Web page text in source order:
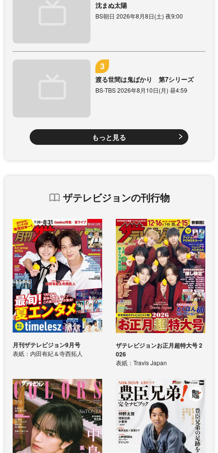
沈まぬ太陽
BS朝日 2026年8月8日(土) 夜9:00
渡る世間は鬼ばかり 第7シリーズ
BS-TBS 2026年8月10日(月) 昼4:59
もっと見る
ザテレビジョンの刊行物
月刊ザテレビジョン9月号
表紙：内田有紀＆寺西拓人
ザテレビジョンお正月超特大号 2
026
表紙：Travis Japan